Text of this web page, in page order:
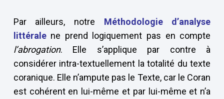
Par ailleurs, notre Méthodologie d’analyse
littéralene prend logiquement pas en compte
l’abrogation. Elle s’applique par contre à
considérer intra-textuellement la totalité du texte
coranique. Elle n’ampute pas le Texte, car le Coran
est cohérent en lui-même et par lui-même et n’a